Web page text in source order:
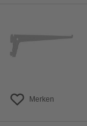
Merken